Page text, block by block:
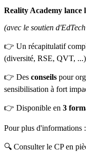
Reality Academy
(avec le soutien
👉 Un récapitulatif
(diversité, RSE, QVT, ...)
👉 Des conseils pour
sensibilisation à fort
👉 Disponible en 3
Pour plus d'informations :
🔍 Consulter le CP en